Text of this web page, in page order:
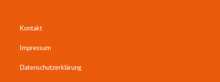
Kontakt
Impressum
Datenschutzerklärung